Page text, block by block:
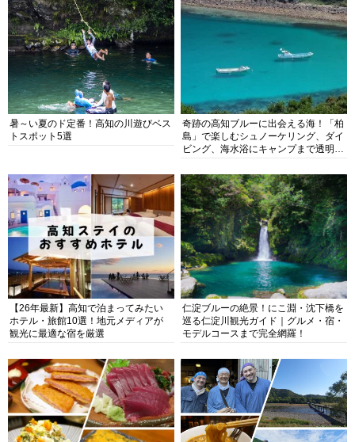
暑～い夏のド定番！高知の川遊びベス
トスポット5選
奇跡の高知ブルーに出会える海！「柏
島」で楽しむシュノーケリング、ダイ
ビング、海水浴にキャンプまで透明度
【26年最新】高知で泊まってみたい
ホテル・旅館10選！地元メディアが
観光に最適な宿を厳選
仁淀ブルーの絶景！にこ淵・沈下橋を
巡る仁淀川観光ガイド｜グルメ・宿・
モデルコースまで完全網羅！